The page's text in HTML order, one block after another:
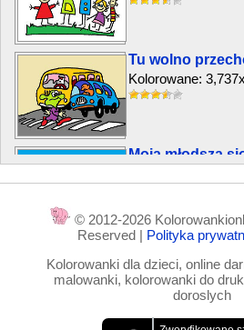
Tu wolno
Kolorowane: 3,737x
Moja młodsza
Kolorowane:
© 2012-2026
Reserved | Polityka
Kolorowanki dla dzieci, online
malowanki, kolorowanki do
doroslych